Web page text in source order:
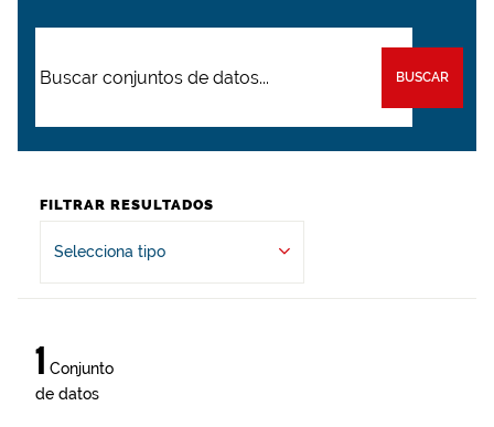
BUSCAR
FILTRAR RESULTADOS
Selecciona tipo
1 Conjunto
de datos